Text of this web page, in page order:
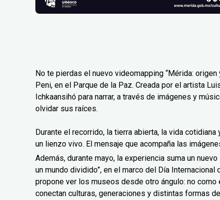
No te pierdas el nuevo videomapping “Mérida:
Peni, en el Parque de la Paz. Creada por el artista
Ichkaansihó para narrar, a través de imágenes y
olvidar sus raíces.
Durante el recorrido, la tierra abierta, la vida
un lienzo vivo. El mensaje que acompaña las
Además, durante mayo, la experiencia suma un
un mundo dividido”, en el marco del Día
propone ver los museos desde otro ángulo: no
conectan culturas, generaciones y distintas formas